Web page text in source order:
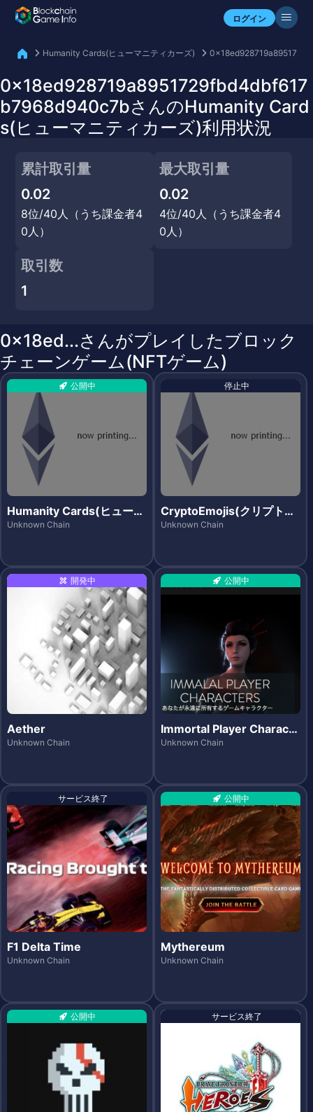
ログイン
自分のアセットを確認
Humanity Cards(ヒューマニティカーズ)
0x18ed928719a8951729fbd4dbf617
b7968d940c7bさんのHumanity Card
s(ヒューマニティカーズ)利用状況
累計取引量
0.02
8位/40人（うち課金者4
0人）
最大取引量
0.02
4位/40人（うち課金者4
0人）
取引数
1
0x18ed...さんがプレイしたブロック
チェーンゲーム(NFTゲーム)
公開中
Humanity Cards(ヒューマ
ニティカーズ)
Unknown Chain
停止中
CryptoEmojis(クリプトエ
モジズ)
Unknown Chain
開発中
Aether
Unknown Chain
公開中
Immortal Player Characte
rs (IPCs)
Unknown Chain
サービス終了
F1 Delta Time
Unknown Chain
公開中
Mythereum
Unknown Chain
公開中 サービス終了